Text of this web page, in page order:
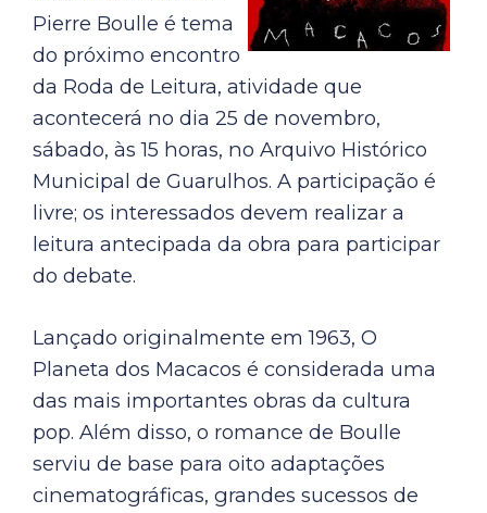
Pierre Boulle é tema
do próximo encontro
da Roda de Leitura, atividade que
acontecerá no dia 25 de novembro,
sábado, às 15 horas, no Arquivo Histórico
Municipal de Guarulhos. A participação é
livre; os interessados devem realizar a
leitura antecipada da obra para participar
do debate.
Lançado originalmente em 1963, O
Planeta dos Macacos é considerada uma
das mais importantes obras da cultura
pop. Além disso, o romance de Boulle
serviu de base para oito adaptações
cinematográficas, grandes sucessos de